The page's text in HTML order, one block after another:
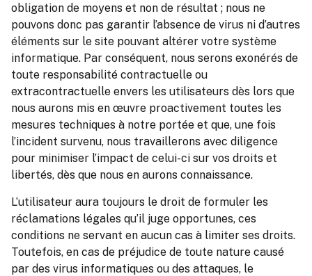
obligation de moyens et non de résultat ; nous ne
pouvons donc pas garantir l’absence de virus ni d’autres
éléments sur le site pouvant altérer votre système
informatique. Par conséquent, nous serons exonérés de
toute responsabilité contractuelle ou
extracontractuelle envers les utilisateurs dès lors que
nous aurons mis en œuvre proactivement toutes les
mesures techniques à notre portée et que, une fois
l’incident survenu, nous travaillerons avec diligence
pour minimiser l’impact de celui-ci sur vos droits et
libertés, dès que nous en aurons connaissance.
L’utilisateur aura toujours le droit de formuler les
réclamations légales qu’il juge opportunes, ces
conditions ne servant en aucun cas à limiter ses droits.
Toutefois, en cas de préjudice de toute nature causé
par des virus informatiques ou des attaques, le